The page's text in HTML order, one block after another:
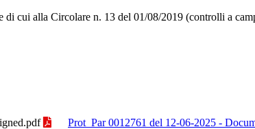
cui alla Circolare n. 13 del 01/08/2019 (controlli a
Prot_Par 0012761 del 12-06-2025 -